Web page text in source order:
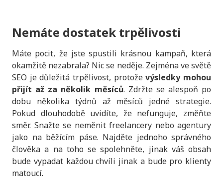
Nemáte dostatek trpělivosti
Máte pocit, že jste spustili krásnou kampaň, která
okamžitě nezabrala? Nic se neděje. Zejména ve světě
SEO je důležitá trpělivost, protoževýsledky mohou
přijít až za několik měsíců. Zdržte se alespoň po
dobu několika týdnů až měsíců jedné strategie.
Pokud dlouhodobě uvidíte, že nefunguje, změňte
směr. Snažte se neměnit freelancery nebo agentury
jako na běžícím páse. Najděte jednoho správného
člověka a na toho se spolehněte, jinak váš obsah
bude vypadat každou chvíli jinak a bude pro klienty
matoucí.